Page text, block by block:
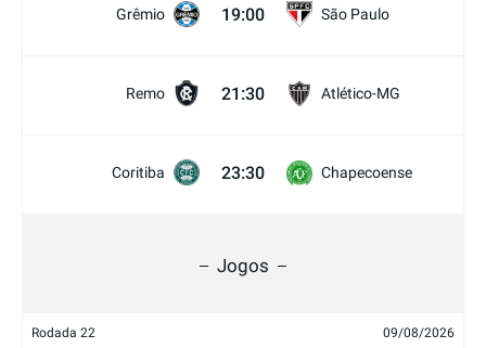
Grêmio 19:00 São Paulo
Remo 21:30 Atlético-MG
Coritiba 23:30 Chapecoense
Jogos
Rodada 22 09/08/2026